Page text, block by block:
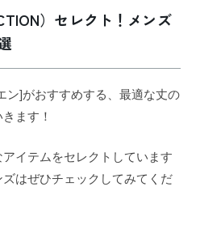
）セレクト！メンズ
ン]がおすすめする、最適な丈の
ます！
イテムをセレクトしています
はぜひチェックしてみてくだ